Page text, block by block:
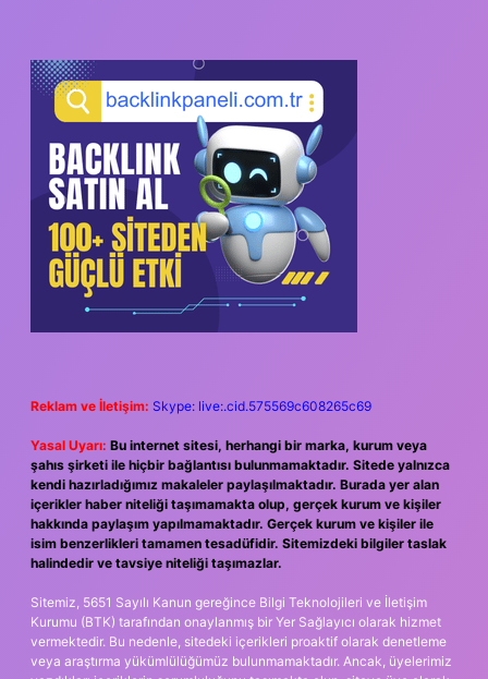
Reklam ve İletişim: Skype: live:.cid.575569c608265c69
Yasal Uyarı: Bu internet sitesi, herhangi bir marka, kurum veya
şahıs şirketi ile hiçbir bağlantısı bulunmamaktadır. Sitede yalnızca
kendi hazırladığımız makaleler paylaşılmaktadır. Burada yer alan
içerikler haber niteliği taşımamakta olup, gerçek kurum ve kişiler
hakkında paylaşım yapılmamaktadır. Gerçek kurum ve kişiler ile
isim benzerlikleri tamamen tesadüfidir. Sitemizdeki bilgiler taslak
halindedir ve tavsiye niteliği taşımazlar.
Sitemiz, 5651 Sayılı Kanun gereğince Bilgi Teknolojileri ve İletişim
Kurumu (BTK) tarafından onaylanmış bir Yer Sağlayıcı olarak hizmet
vermektedir. Bu nedenle, sitedeki içerikleri proaktif olarak denetleme
veya araştırma yükümlülüğümüz bulunmamaktadır. Ancak, üyelerimiz